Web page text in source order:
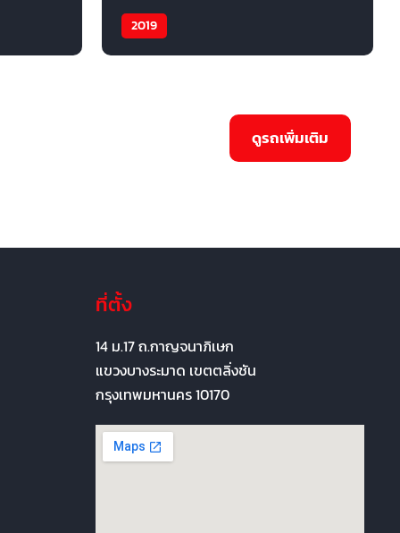
2019
ที่ตั้ง
14 ม.17 ถ.กาญจนาภิเษก
แขวงบางระมาด เขตตลิ่งชัน
กรุงเทพมหานคร 10170